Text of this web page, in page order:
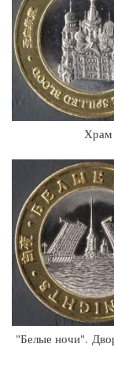
Храм
"Белые ночи".